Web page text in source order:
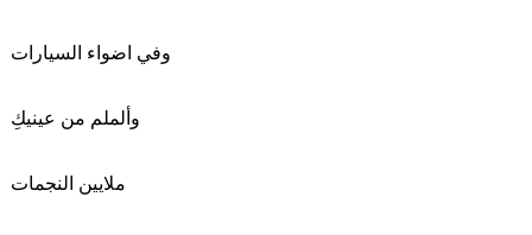
وفي اضواء السيارات
وألملم من عينيكِ
ملايين النجمات